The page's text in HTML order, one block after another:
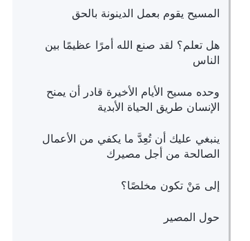
المسيح يقوم بعمل الدينونة بالحق
هل تعلم؟ لقد صنع الله أمرًا عظيمًا بين
الناس
وحده مسيح الأيام الأخيرة قادر أن يمنح
الإنسان طريق الحياة الأبدية
ينبغي عليك أن تُعِدَّ ما يكفي من الأعمال
الصالحة من أجل مصيرك
إلى مَنْ تكون مخلصًا؟
حول المصير